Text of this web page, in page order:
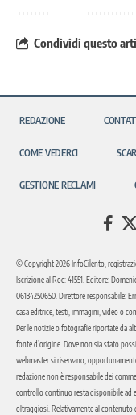
Condividi questo
REDAZIONE
COME VEDERCI
GESTIONE RECLAMI
© Copyright 2026 InfoCilento,
Iscrizione al Roc: 41551. Editore:
06134250650. Direttore responsabile:
casa editrice, testi, immagini, video o
Per le notizie o fotografie riportate da
fonte d’origine. Dove non sia stato
webmaster si riservano,
redazione non è responsabile dei
controllo continuo resta disponibile ad
oltraggiosi. Relativamente al